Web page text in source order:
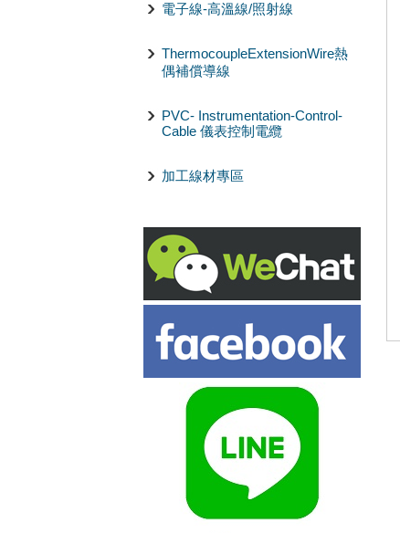
電子線-高溫線/照射線
ThermocoupleExtensionWire熱
偶補償導線
PVC- Instrumentation-Control-
Cable 儀表控制電纜
加工線材專區